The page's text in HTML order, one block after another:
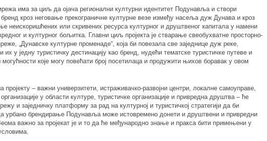
има за циљ да ојача регионални културни идентитет Подунавља и створи
бренд кроз неговање прекограничне културне везе између насеља дуж Дунава и кроз
неискоришћених или скривених ресурса културног и друштвеног капитала у намени
и културног бољитка. Главни циљ пројекта је стварање свеобухватне просторно-
„Дунавске културне променаде“, која би повезала све заједнице дуж реке,
их у једну туристичку дестинацију као бренд, нудећи тематске туристичке путеве и
могућности које могу повећати број посетилаца и продужити њихов боравак у овом
пројекту – важни универзитети, истраживачко-развојни центри, локалне самоуправе,
у области културе, туристичке организације и привредна друштва – ће
и заједничку платформу за рад на културној и туристичкој стратегији да би
урбано брендирање Подунавља може истовремено донети и друштвени и привредни
важно за пројекат је и то да ће међународно знање и пракса бити примењени у